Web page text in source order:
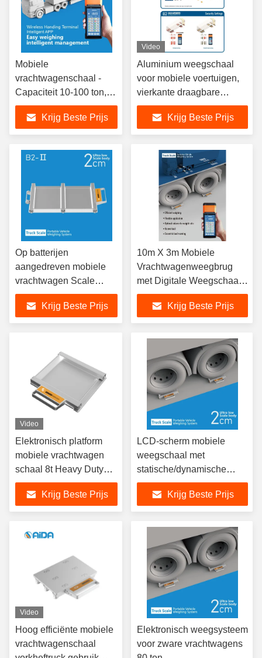
Mobiele
vrachtwagenschaal -
Capaciteit 10-100 ton,
stalen platform, IP67
bescherming
Krijg Beste Prijs
Video
Aluminium weegschaal
voor mobiele voertuigen,
vierkante draagbare
weegschaal voor
vrachtwagenachsels
Krijg Beste Prijs
Op batterijen
aangedreven mobiele
vrachtwagen Scale
Above Ground Montage
22,5kg Lichte stalen
ontwerp
Krijg Beste Prijs
10m X 3m Mobiele
Vrachtwagenweegbrug
met Digitale Weegschaal
& Zonne/Batterij Voeding
Krijg Beste Prijs
Video
Elektronisch platform
mobiele vrachtwagen
schaal 8t Heavy Duty
Industrial
Krijg Beste Prijs
LCD-scherm mobiele
weegschaal met
statische/dynamische
weegmodus en
afmetingen van
95*48*6cm
Krijg Beste Prijs
Video
Hoog efficiënte mobiele
vrachtwagenschaal
Elektronisch weegsysteem
voor zware vrachtwagens